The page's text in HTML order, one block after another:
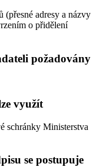
adresy a názvy
o přidělení
požadovány
využít
schránky Ministerstva
se postupuje